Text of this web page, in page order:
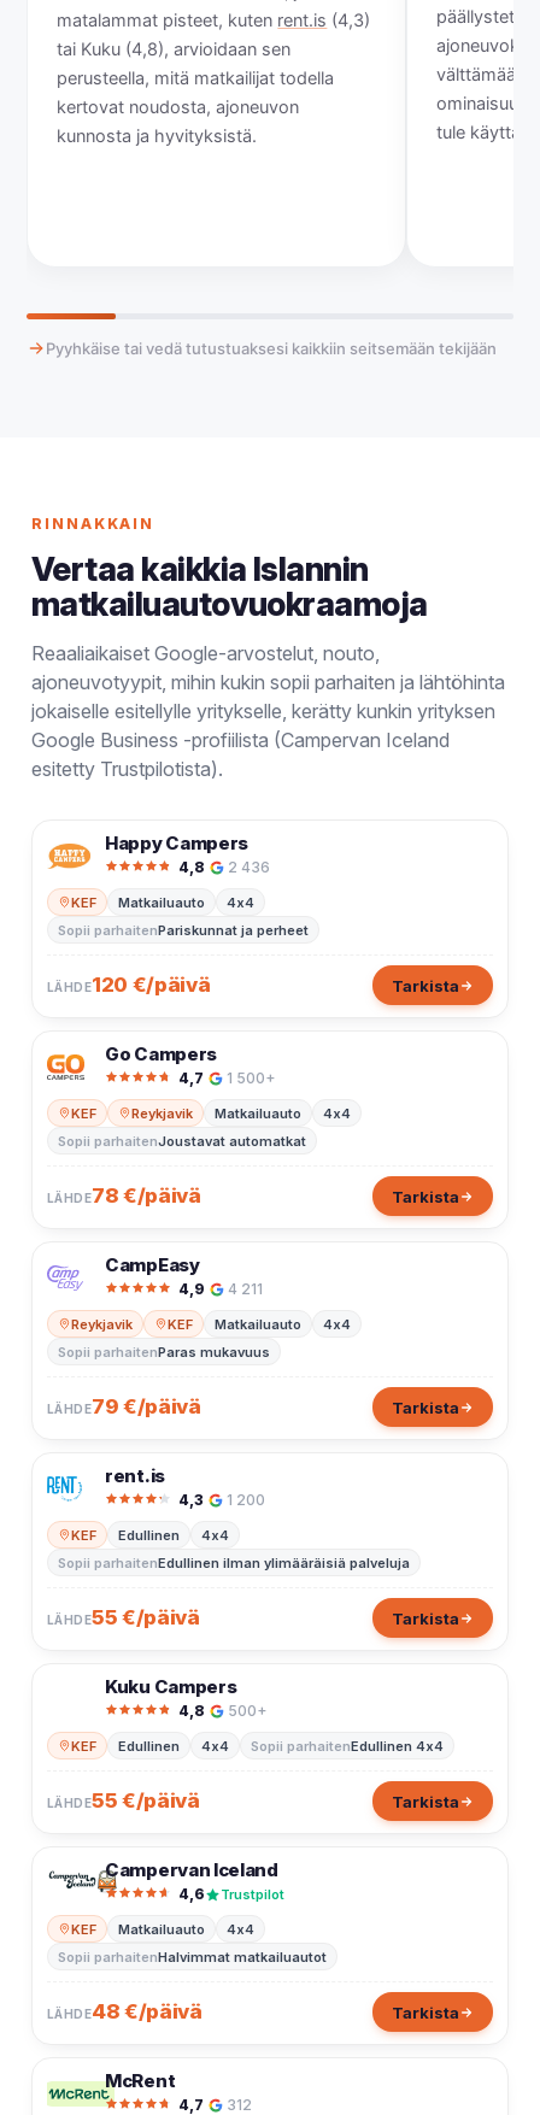
matalammat pisteet, kuten rent.is (4,3)
tai Kuku (4,8), arvioidaan sen
perusteella, mitä matkailijat todella
kertovat noudosta, ajoneuvon
kunnosta ja hyvityksistä.
välttämään
tule
Pyyhkäise tai vedä tutustuaksesi kaikkiin seitsemään tekijään
RINNAKKAIN
Vertaa kaikkia Islannin
matkailuautovuokraamoja
Reaaliaikaiset Google-arvostelut, nouto,
ajoneuvotyypit, mihin kukin sopii parhaiten ja lähtöhinta
jokaiselle esitellylle yritykselle, kerätty kunkin yrityksen
Google Business -profiilista (Campervan Iceland
esitetty Trustpilotista).
Happy Campers
4,8 2 436
KEF Matkailuauto
4x4
Sopii parhaitenPariskunnat ja perheet
LÄHDE120 €/päivä Tarkista
Go Campers
4,7 1 500+
KEF Reykjavik Matkailuauto
4x4
Sopii parhaitenJoustavat automatkat
LÄHDE78 €/päivä Tarkista
CampEasy
4,9 4 211
Reykjavik KEF Matkailuauto
4x4
Sopii parhaitenParas mukavuus
LÄHDE79 €/päivä Tarkista
rent.is
4,3 1 200
KEF Edullinen
4x4
Sopii parhaitenEdullinen ilman ylimääräisiä palveluja
LÄHDE55 €/päivä Tarkista
Kuku Campers
4,8 500+
KEF Edullinen 4x4 Sopii parhaitenEdullinen 4x4
LÄHDE55 €/päivä Tarkista
Campervan Iceland
4,6 Trustpilot
KEF Matkailuauto
4x4
Sopii parhaitenHalvimmat matkailuautot
LÄHDE48 €/päivä Tarkista
McRent
4,7 312